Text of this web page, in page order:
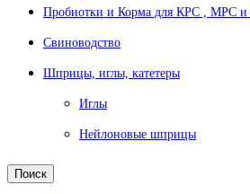
Пробиотки и Корма для КРС , МРС
Свиноводство
Шприцы, иглы, катетеры
Иглы
Нейлоновые шприцы
Поиск